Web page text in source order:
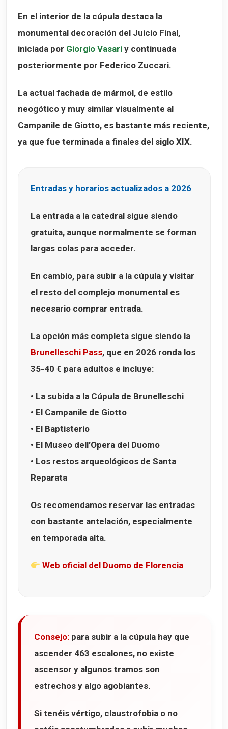
En el interior de la cúpula destaca la
monumental decoración del Juicio Final,
iniciada por Giorgio Vasari y continuada
posteriormente por Federico Zuccari.
La actual fachada de mármol, de estilo
neogótico y muy similar visualmente al
Campanile de Giotto, es bastante más reciente,
ya que fue terminada a finales del siglo XIX.
Entradas y horarios actualizados a 2026
La entrada a la catedral sigue siendo
gratuita, aunque normalmente se forman
largas colas para acceder.
En cambio, para subir a la cúpula y visitar
el resto del complejo monumental es
necesario comprar entrada.
La opción más completa sigue siendo la
Brunelleschi Pass, que en 2026 ronda los
35-40 € para adultos e incluye:
• La subida a la Cúpula de Brunelleschi
• El Campanile de Giotto
• El Baptisterio
• El Museo dell’Opera del Duomo
• Los restos arqueológicos de Santa
Reparata
Os recomendamos reservar las entradas
con bastante antelación, especialmente
en temporada alta.
Web oficial del Duomo de Florencia
Consejo: para subir a la cúpula hay que
ascender 463 escalones, no existe
ascensor y algunos tramos son
estrechos y algo agobiantes.
Si tenéis vértigo, claustrofobia o no